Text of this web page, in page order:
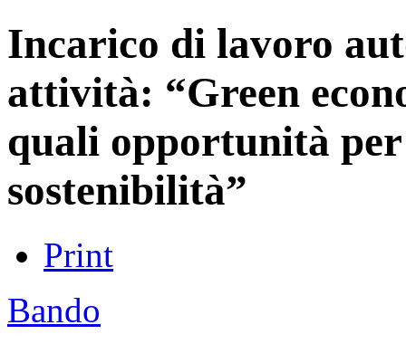
Incarico di lavoro
attività: “Green
quali opportunità
sostenibilità”
Print
Bando